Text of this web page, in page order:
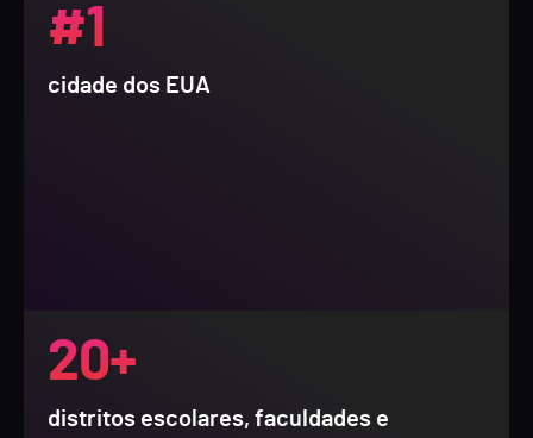
#1
cidade dos EUA
20+
distritos escolares, faculdades e